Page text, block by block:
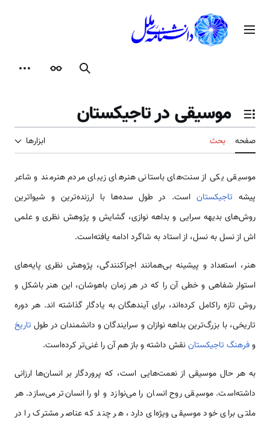
محتوامنوی اصلی
جستجوظاهر
تغییر وضعیت فهرست محتویات
موسیقی در تاجیکستان
صفحه بحث ابزارها
موسیقی یکی از سنت­‌های باستانی هنر‌های زیبای مردم هنرمند و شاعر
پیشه تاجیکستاناست. در طول سده‌‌ها با ارزنده‌ترین و شیواترین
روش‌‌های بدیهه سرایی و بداهه نوازی، گشایش و پژوهش نظری و علمی
اش از نسل به نسل، از استاد به شاگرد ادامه یافته‌است.
هنر، استعداد و پیشینه بی­‌همانند اجراکنندگی، پژوهش نظری پایه‌‌های
استوار شفاهی و خطی آن را که در هر زمان باهوشان، این هنر باشکل و
روش تازه راکامل کرده‌اند، برای آیندهگان به یادگار گذاشته اند. هر دوره
تاریخی، با بزرگ‌­ترین بداهه نوازان و سرایندگان و دانشمندان در طول تاریخ
وفرهنگ تاجیکستاننقش داشته و باز هم آن را غنی‌­تر کرده‌است.
به هر حال موسیقی از نعمت­‌هایی است، که پروردگار بر انسان‌ها ارزانی
داشته‌است. موسیقی روح انسان را می‌نوازد و او را انسان‌تر می‌سازد. هر
ملتی برای خود موسیقی ویژه‌­ای دارد، هر چند که عناصر مشترک را در